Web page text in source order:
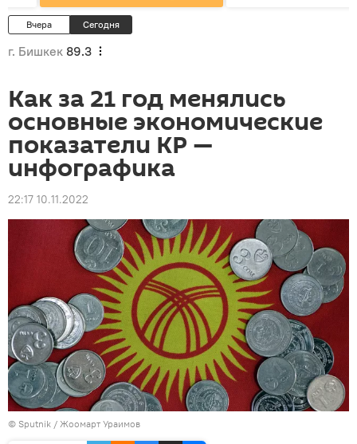
Вчера Сегодня
г. Бишкек 89.3
Как за 21 год менялись
основные экономические
показатели КР —
инфографика
22:17 10.11.2022
© Sputnik / Жоомарт Ураимов